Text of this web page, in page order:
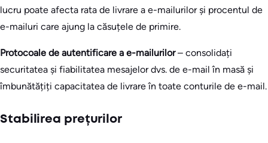
lucru poate afecta rata de livrare a e-mailurilor și procentul de
e-mailuri care ajung la căsuțele de primire.
Protocoale de autentificare a e-mailurilor– consolidați
securitatea și fiabilitatea mesajelor dvs. de e-mail în masă și
îmbunătățiți capacitatea de livrare în toate conturile de e-mail.
Stabilirea prețurilor